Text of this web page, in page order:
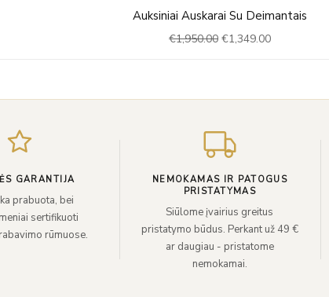
Auksiniai Auskarai Su Deimantais
€1,950.00
price
was:
€1,349.00
price
is:
GARANTIJA
prabuota, bei
sertifikuoti
rūmuose.
NEMOKAMAS IR PATOGUS
PRISTATYMAS
Siūlome įvairius greitus
pristatymo būdus. Perkant už 49 €
ar daugiau - pristatome
nemokamai.